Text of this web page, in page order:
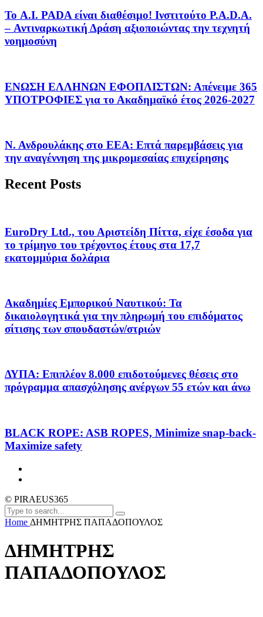
Το A.I. PADA είναι διαθέσιμο! Ινστιτούτο P.A.D.A.
– Αντιναρκωτική Δράση αξιοποιώντας την τεχνητή
νοημοσύνη
ΕΝΩΣΗ ΕΛΛΗΝΩΝ ΕΦΟΠΛΙΣΤΩΝ: Απένειμε 365
ΥΠΟΤΡΟΦΙΕΣ για το Ακαδημαϊκό έτος 2026-2027
Ν. Ανδρουλάκης στο ΕΕΑ: Επτά παρεμβάσεις για
την αναγέννηση της μικρομεσαίας επιχείρησης
Recent Posts
EuroDry Ltd., του Αριστείδη Πίττα, είχε έσοδα για
το τρίμηνο του τρέχοντος έτους στα 17,7
εκατομμύρια δολάρια
Ακαδημίες Εμπορικού Ναυτικού: Τα
δικαιολογητικά για την πληρωμή του επιδόματος
σίτισης των σπουδαστών/στριών
ΔΥΠΑ: Επιπλέον 8.000 επιδοτούμενες θέσεις στο
πρόγραμμα απασχόλησης ανέργων 55 ετών και άνω
BLACK ROPE: ASB ROPES, Minimize snap-back-
Maximize safety
© PIRAEUS365
Home ΔΗΜΗΤΡΗΣ ΠΑΠΑΔΟΠΟΥΛΟΣ
ΔΗΜΗΤΡΗΣ
ΠΑΠΑΔΟΠΟΥΛΟΣ